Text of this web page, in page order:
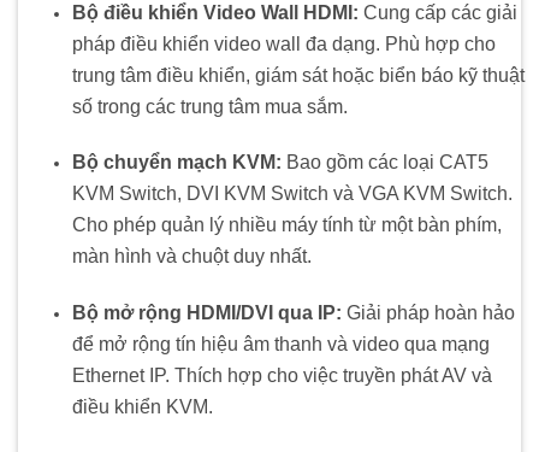
Bộ điều khiển Video Wall HDMI: Cung cấp các giải
pháp điều khiển video wall đa dạng. Phù hợp cho
trung tâm điều khiển, giám sát hoặc biển báo kỹ thuật
số trong các trung tâm mua sắm.
Bộ chuyển mạch KVM: Bao gồm các loại CAT5
KVM Switch, DVI KVM Switch và VGA KVM Switch.
Cho phép quản lý nhiều máy tính từ một bàn phím,
màn hình và chuột duy nhất.
Bộ mở rộng HDMI/DVI qua IP: Giải pháp hoàn hảo
để mở rộng tín hiệu âm thanh và video qua mạng
Ethernet IP. Thích hợp cho việc truyền phát AV và
điều khiển KVM.